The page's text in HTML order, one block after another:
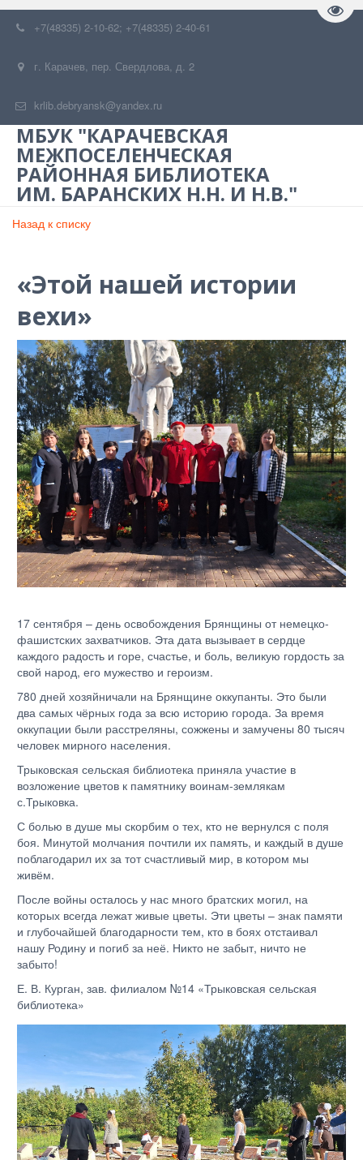
+7(48335) 2-10-62; +7(48335) 2-40-61
г. Карачев, пер. Свердлова, д. 2
krlib.debryansk@yandex.ru
МБУК "КАРАЧЕВСКАЯ
МЕЖПОСЕЛЕНЧЕСКАЯ
РАЙОННАЯ БИБЛИОТЕКА
ИМ. БАРАНСКИХ Н.Н. И Н.В."
Назад к списку
«Этой нашей истории
вехи»
17 сентября – день освобождения Брянщины от немецко-
фашистских захватчиков. Эта дата вызывает в сердце
каждого радость и горе, счастье, и боль, великую гордость за
свой народ, его мужество и героизм.
780 дней хозяйничали на Брянщине оккупанты. Это были
два самых чёрных года за всю историю города. За время
оккупации были расстреляны, сожжены и замучены 80 тысяч
человек мирного населения.
Трыковская сельская библиотека приняла участие в
возложение цветов к памятнику воинам-землякам
с.Трыковка.
С болью в душе мы скорбим о тех, кто не вернулся с поля
боя. Минутой молчания почтили их память, и каждый в душе
поблагодарил их за тот счастливый мир, в котором мы
живём.
После войны осталось у нас много братских могил, на
которых всегда лежат живые цветы. Эти цветы – знак памяти
и глубочайшей благодарности тем, кто в боях отстаивал
нашу Родину и погиб за неё. Никто не забыт, ничто не
забыто!
Е. В. Курган, зав. филиалом №14 «Трыковская сельская
библиотека»